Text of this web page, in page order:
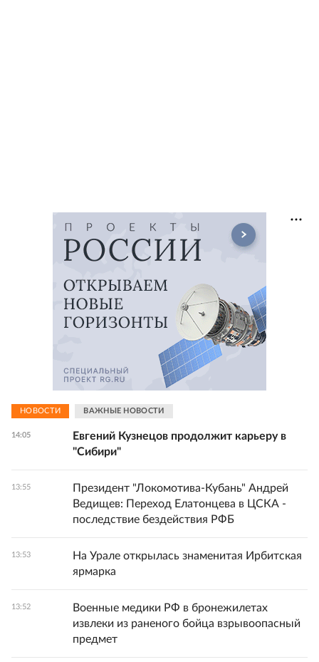
НОВОСТИ ВАЖНЫЕ НОВОСТИ
14:05
Евгений Кузнецов продолжит карьеру в
"Сибири"
13:55
Президент "Локомотива-Кубань" Андрей
Ведищев: Переход Елатонцева в ЦСКА -
последствие бездействия РФБ
13:53
На Урале открылась знаменитая Ирбитская
ярмарка
13:52
Военные медики РФ в бронежилетах
извлеки из раненого бойца взрывоопасный
предмет